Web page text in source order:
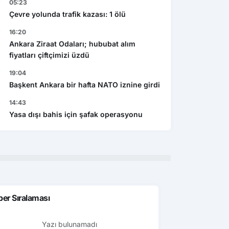
05:23
Çevre yolunda trafik kazası: 1 ölü
16:20
Ankara Ziraat Odaları; hububat alım
fiyatları çiftçimizi üzdü
19:04
Başkent Ankara bir hafta NATO iznine girdi
14:43
Yasa dışı bahis için şafak operasyonu
Sıralaması
Yazı bulunamadı